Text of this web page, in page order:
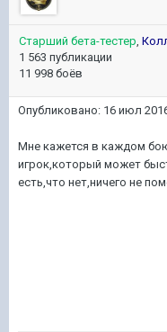
Старший бета-тестер,
1 563 публикации
11 998 боёв
Опубликовано: 16 июл
Мне кажется в каждом
игрок,который может
есть,что нет,ничего не